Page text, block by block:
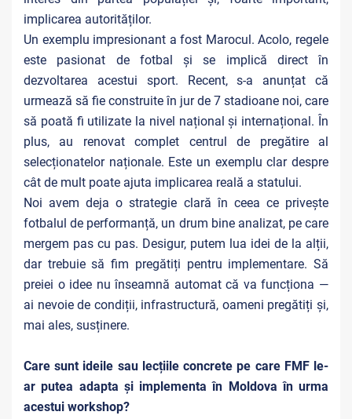
implicarea autorităților.
Un exemplu impresionant a fost Marocul. Acolo, regele
este pasionat de fotbal și se implică direct în
dezvoltarea acestui sport. Recent, s-a anunțat că
urmează să fie construite în jur de 7 stadioane noi, care
să poată fi utilizate la nivel național și internațional. În
plus, au renovat complet centrul de pregătire al
selecționatelor naționale. Este un exemplu clar despre
cât de mult poate ajuta implicarea reală a statului.
Noi avem deja o strategie clară în ceea ce privește
fotbalul de performanță, un drum bine analizat, pe care
mergem pas cu pas. Desigur, putem lua idei de la alții,
dar trebuie să fim pregătiți pentru implementare. Să
preiei o idee nu înseamnă automat că va funcționa —
ai nevoie de condiții, infrastructură, oameni pregătiți și,
mai ales, susținere.
Care sunt ideile sau lecțiile concrete pe care FMF le-
ar putea adapta și implementa în Moldova în urma
acestui workshop?